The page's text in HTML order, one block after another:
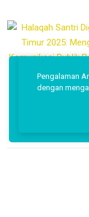
Pengalaman
dengan